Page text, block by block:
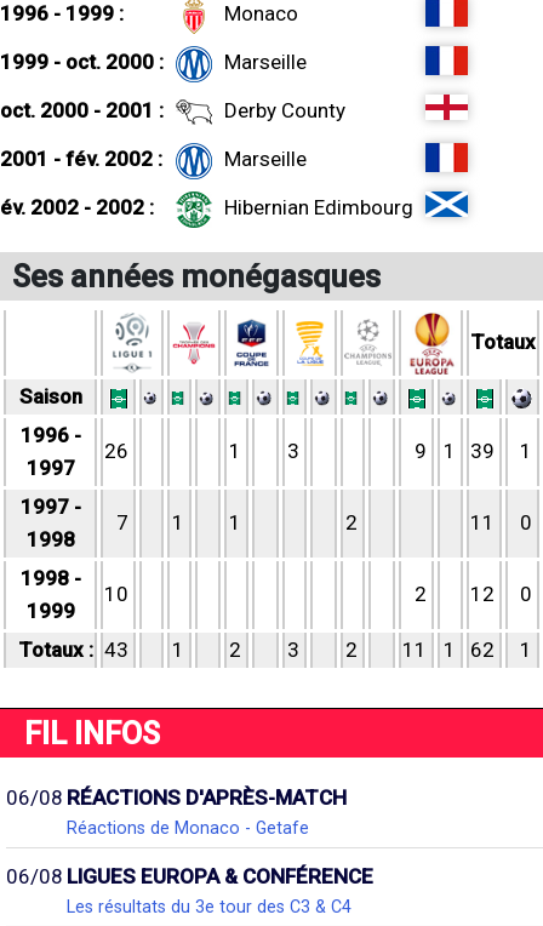
1996 - 1999 :
Monaco
1999 - oct. 2000 :
Marseille
oct. 2000 - 2001 :
Derby County
2001 - fév. 2002 :
Marseille
év. 2002 - 2002 :
Hibernian Edimbourg
Ses années monégasques
Totaux
Saison
1996 -
1997
26 1 3 9 1 39 1
1997 -
1998
7 1 1 2 11 0
1998 -
1999
10 2 12 0
Totaux : 43 1 2 3 2 11 1 62 1
FIL INFOS
06/08 RÉACTIONS D'APRÈS-MATCH
Réactions de Monaco - Getafe
06/08 LIGUES EUROPA & CONFÉRENCE
Les résultats du 3e tour des C3 & C4